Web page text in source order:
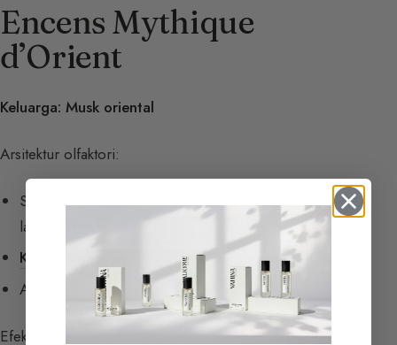
Encens Mythique
d’Orient
Keluarga: Musk oriental
Arsitektur olfaktori:
Safron selalu hadir di atas: aldehida, mawar, dan
lada merah muda.
Kayu vetiver
, cedar, lumut,nilam
Ambar gris, musk putih, dupa.
Efek berasap, gelombang aromatik, emosi ilahi. Pada